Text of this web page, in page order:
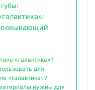
«галактика»?
для
«галактика»?
нужны для